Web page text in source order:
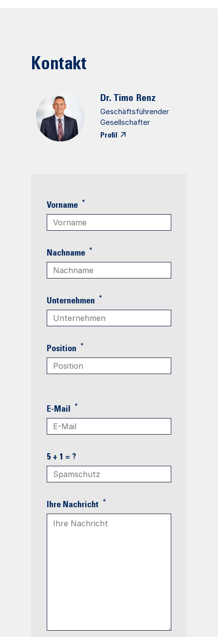
Kontakt
Dr. Timo Renz
Geschäftsführender
Gesellschafter
Profil
Vorname *
Nachname *
Unternehmen *
Position *
E-Mail *
5 + 1 = ?
Ihre Nachricht *